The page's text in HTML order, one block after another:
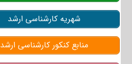
شهریه کارشناسی ارشد
منابع کنکور کارشناسی ارشد